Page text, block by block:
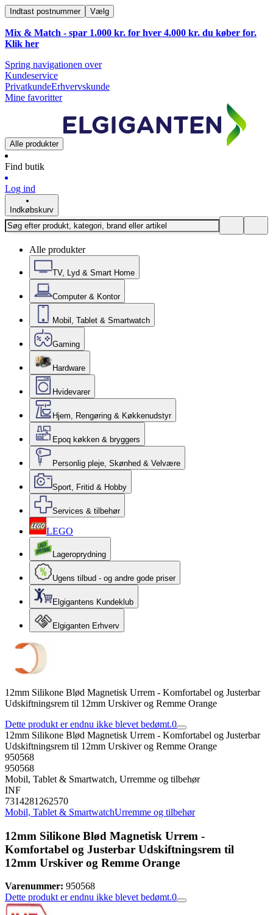
Indtast postnummer Vælg
Mix & Match - spar 1.000 kr. for hver 4.000 kr. du køber for.
Klik her
Spring navigationen over
Kundeservice
PrivatkundeErhvervskunde
Mine favoritter
Alle produkter
Find butik
Log ind
Indkøbskurv
Alle produkter
TV, Lyd & Smart Home
Computer & Kontor
Mobil, Tablet & Smartwatch
Gaming
Hardware
Hvidevarer
Hjem, Rengøring & Køkkenudstyr
Epoq køkken & bryggers
Personlig pleje, Skønhed & Velvære
Sport, Fritid & Hobby
Services & tilbehør
LEGO
Lageroprydning
Ugens tilbud - og andre gode priser
Elgigantens Kundeklub
Elgiganten Erhverv
12mm Silikone Blød Magnetisk Urrem - Komfortabel og Justerbar
Udskiftningsrem til 12mm Urskiver og Remme Orange
Dette produkt er endnu ikke blevet bedømt.0
12mm Silikone Blød Magnetisk Urrem - Komfortabel og Justerbar
Udskiftningsrem til 12mm Urskiver og Remme Orange
950568
950568
Mobil, Tablet & Smartwatch, Urremme og tilbehør
INF
7314281262570
Mobil, Tablet & SmartwatchUrremme og tilbehør
12mm Silikone Blød Magnetisk Urrem -
Komfortabel og Justerbar Udskiftningsrem til
12mm Urskiver og Remme Orange
Varenummer: 950568
Dette produkt er endnu ikke blevet bedømt.0